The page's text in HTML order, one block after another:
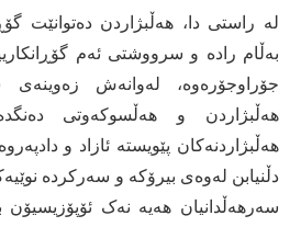
لە راستی دا، هەڵبژاردن دەتوانێت
بەڵام رادە و سرووشتی ئەم
جۆراوجۆرەوە، لەوانەش
هەڵبژاردن و هەڵسوکەوتی
هەڵبژاردنەکان پێویستە ئازاد و
دڵنیابن لەوەی بیرۆکە و سەرکردە
سەرهەڵدانیان هەیە نەک ئۆپۆزیسیۆن